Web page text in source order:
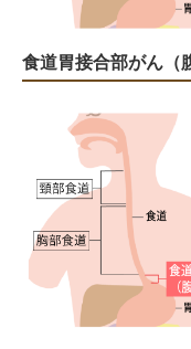
食道胃接合部がん（